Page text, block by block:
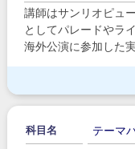
講師はサンリオピュ
としてパレードやラ
海外公演に参加した
科目名 テーマ